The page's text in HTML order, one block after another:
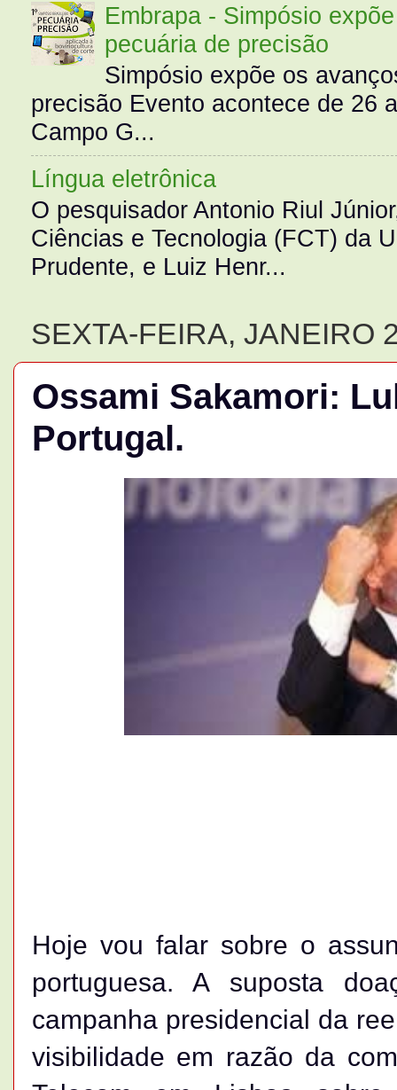
Embrapa - Simpósio
pecuária de precisão
Simpósio expõe os
precisão Evento acontece de 26
Campo G...
Língua eletrônica
O pesquisador Antonio Riul
Ciências e Tecnologia (FCT) da
Prudente, e Luiz Henr...
SEXTA-FEIRA, JANEIRO
Ossami Sakamori:
Portugal.
Hoje vou falar sobre o
portuguesa. A suposta
campanha presidencial da
visibilidade em razão da